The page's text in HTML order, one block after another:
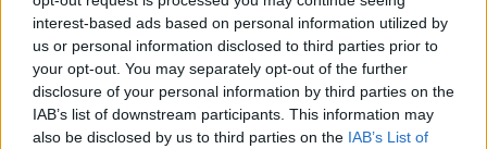
interest-based ads based on personal information utilized by
us or personal information disclosed to third parties prior to
your opt-out. You may separately opt-out of the further
disclosure of your personal information by third parties on the
IAB’s list of downstream participants. This information may
also be disclosed by us to third parties on the IAB’s List of
Ροή: Σχετίζεται με την κατάσταση συγχρώτισης με
τη ροή του ποταμού της ζωής και όχι ενάντια σε
αυτό.